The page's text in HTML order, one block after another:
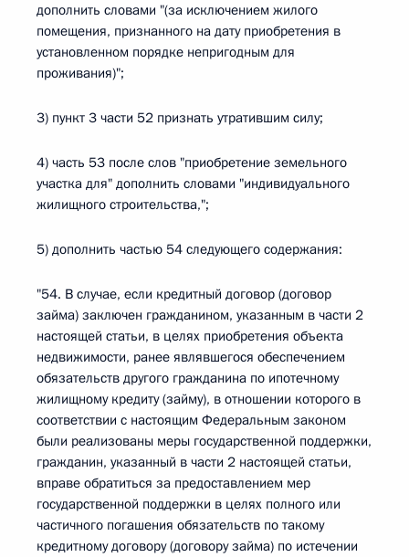
дополнить словами "(за исключением жилого
помещения, признанного на дату приобретения в
установленном порядке непригодным для
проживания)";
3) пункт 3 части 52 признать утратившим силу;
4) часть 53 после слов "приобретение земельного
участка для" дополнить словами "индивидуального
жилищного строительства,";
5) дополнить частью 54 следующего содержания:
"54. В случае, если кредитный договор (договор
займа) заключен гражданином, указанным в части 2
настоящей статьи, в целях приобретения объекта
недвижимости, ранее являвшегося обеспечением
обязательств другого гражданина по ипотечному
жилищному кредиту (займу), в отношении которого в
соответствии с настоящим Федеральным законом
были реализованы меры государственной поддержки,
гражданин, указанный в части 2 настоящей статьи,
вправе обратиться за предоставлением мер
государственной поддержки в целях полного или
частичного погашения обязательств по такому
кредитному договору (договору займа) по истечении